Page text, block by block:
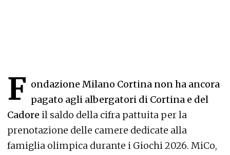
F ondazione Milano Cortina non ha ancora
pagato agli albergatori di Cortina e del
Cadore il saldo della cifra pattuita per la
prenotazione delle camere dedicate alla
famiglia olimpica durante i Giochi 2026. MiCo,